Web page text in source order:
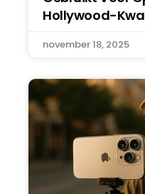
Hollywood-
november 18, 2025